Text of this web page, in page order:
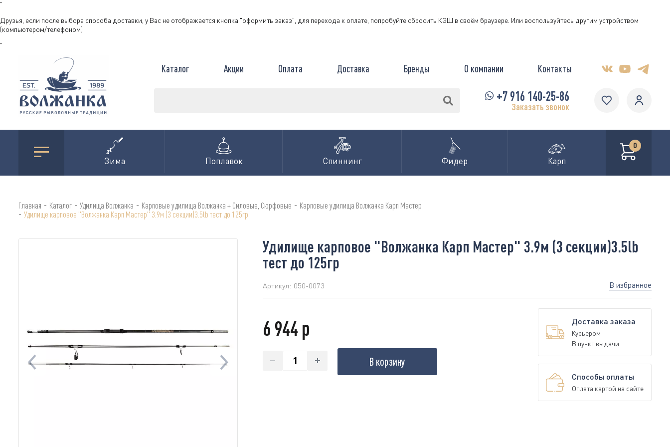
"
Друзья, если после выбора способа доставки, у Вас не отображается кнопка "оформить заказ", для перехода к оплате, попробуйте сбросить КЭШ в своём браузере. Или воспользуйтесь другим устройством
(компьютером/телефоном)
"
Каталог Акции Оплата Доставка Бренды О компании Контакты
+7 916 140-25-86
Заказать звонок
Зима Поплавок Спиннинг Фидер Карп
0
Главная - Каталог - Удилища Волжанка - Карповые удилища Волжанка + Силовые, Сюрфовые - Карповые удилища Волжанка Карп Мастер
- Удилище карповое "Волжанка Карп Мастер" 3.9м (3 секции)3.5lb тест до 125гр
Удилище карповое "Волжанка Карп Мастер" 3.9м (3 секции)3.5lb
тест до 125гр
Артикул: 050-0073 В избранное
6 944 р
В корзину
Доставка заказа
Курьером
В пункт выдачи
Способы оплаты
Оплата картой на сайте